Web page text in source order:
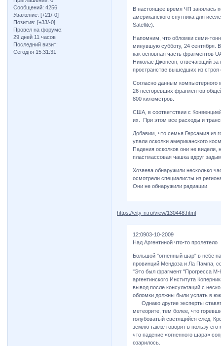
Сообщений: 4256
Уважение: [+21/-0]
Позитив: [+33/-0]
Провел на форуме:
29 дней 11 часов
Последний визит:
Сегодня 15:31:31
В настоящее время ЧП занялась
американского спутника для
Satellite).
Напомним, что обломки семи-
минувшую субботу, 24 сентября.
как основная часть фрагментов
Николас Джонсон, отвечающий
пространстве вышедших из строя
Согласно данным компьютерного
26 несгоревших фрагментов
800 километров.
США, в соответствии с
их. При этом все расходы и
Добавим, что семья Герсамия из
упали осколки американского
Падения осколков они не видели,
пластмассовая чашка вдруг
Хозяева обнаружили несколько
осмотрели специалисты из
Они не обнаружили радиации.
https://city-n.ru/view/130448.html
12:0903-10-2009
Над Аргентиной что-то пролетело
Большой "огненный шар" в небе
провинций Мендоза и Ла Пампа,
"Это был фрагмент "Прогресса
аргентинского Института
вывод после консультаций с
обломки должны были успать в
Однако другие эксперты
метеорите, тем более, что
голубоватый светящийся след.
землю также говорит в пользу
что падение «огненного шара»
озарилось.